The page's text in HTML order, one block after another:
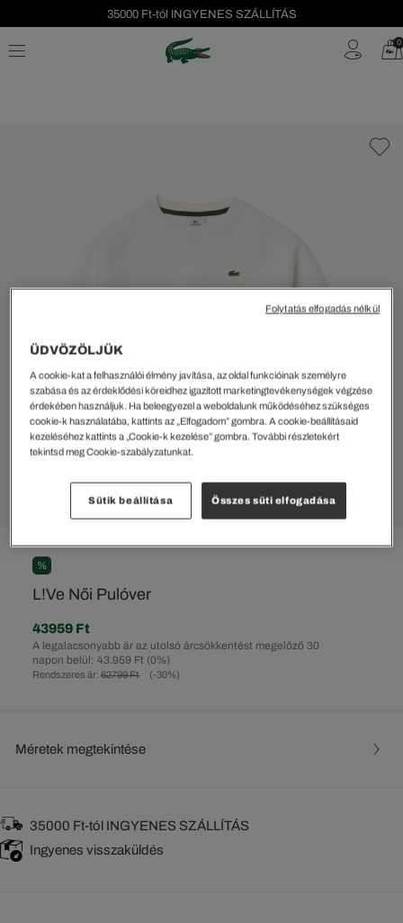
35000 Ft-tól INGYENES SZÁLLÍTÁS
Szezonális leárazás akár -40%! 0
%
L!Ve Női Pulóver
Rendszeres ár: 62799 Ft (-30%)
A legalacsonyabb ár az utolsó árcsökkentést megelőző 30
napon belül: 43.959 Ft (0%)
43959 Ft
Méretek megtekintése
35000 Ft-tól INGYENES SZÁLLÍTÁS
Ingyenes visszaküldés
ÜDVÖZÖLJÜK
A cookie-kat a felhasználói élmény javítása, az oldal funkcióinak személyre
szabása és az érdeklődési köreidhez igazított marketingtevékenységek végzése
érdekében használjuk. Ha beleegyezel a weboldalunk működéséhez szükséges
cookie-k használatába, kattints az „Elfogadom” gombra. A cookie-beállításaid
kezeléséhez kattints a „Cookie-k kezelése” gombra. További részletekért
tekintsd meg Cookie-szabályzatunkat.
Sütik beállítása Összes süti elfogadása
Folytatás elfogadás nélkül